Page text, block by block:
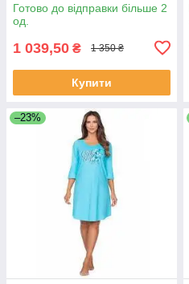
Готово до відправки більше 2
од.
1 039,50 ₴ 1 350 ₴
Купити
–23%